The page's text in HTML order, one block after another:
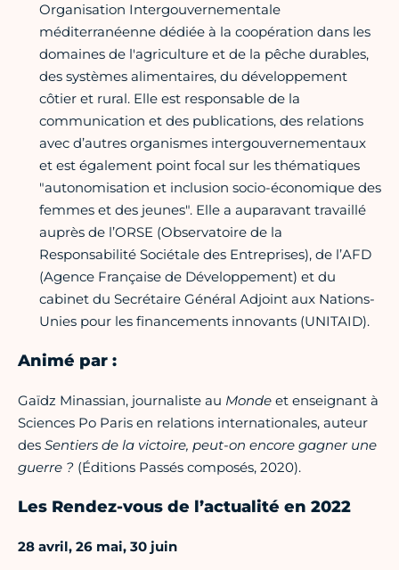
Organisation Intergouvernementale
méditerranéenne dédiée à la coopération dans les
domaines de l'agriculture et de la pêche durables,
des systèmes alimentaires, du développement
côtier et rural. Elle est responsable de la
communication et des publications, des relations
avec d’autres organismes intergouvernementaux
et est également point focal sur les thématiques
"autonomisation et inclusion socio-économique des
femmes et des jeunes". Elle a auparavant travaillé
auprès de l’ORSE (Observatoire de la
Responsabilité Sociétale des Entreprises), de l’AFD
(Agence Française de Développement) et du
cabinet du Secrétaire Général Adjoint aux Nations-
Unies pour les financements innovants (UNITAID).
Animé par :
Gaïdz Minassian, journaliste au Monde et enseignant à
Sciences Po Paris en relations internationales, auteur
des Sentiers de la victoire, peut-on encore gagner une
guerre ? (Éditions Passés composés, 2020).
Les Rendez-vous de l’actualité en 2022
28 avril, 26 mai, 30 juin